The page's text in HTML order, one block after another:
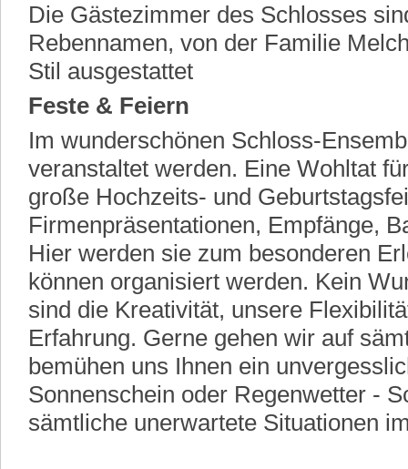
Die Gästezimmer des Schlosses
Rebennamen, von der Familie
Stil ausgestattet
Feste & Feiern
Im wunderschönen Schloss-
veranstaltet werden. Eine Wohltat
große Hochzeits- und
Firmenpräsentationen, Empfänge,
Hier werden sie zum besonderen
können organisiert werden. Kein
sind die Kreativität, unsere
Erfahrung. Gerne gehen wir auf
bemühen uns Ihnen ein
Sonnenschein oder Regenwetter -
sämtliche unerwartete Situationen